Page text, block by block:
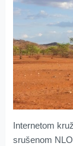
Internetom
srušenom